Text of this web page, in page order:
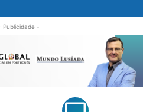
Publicidade -